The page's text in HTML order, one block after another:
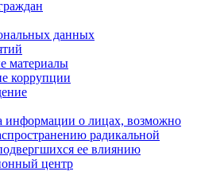
данных
материалы
коррупции
информации о лицах, возможно
радикальной
ее влиянию
центр